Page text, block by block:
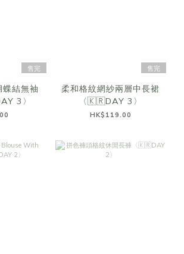
售完
結無袖
3〉
售完
柔和格紋網紗兩層中長裙
〈🇰🇷DAY 3〉
HK$119.00